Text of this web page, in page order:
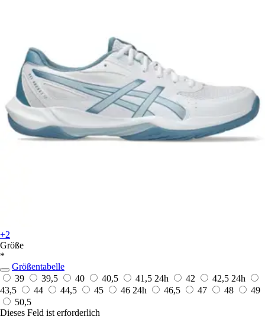
+2
Größe
*
Größentabelle
39
39,5 40 40,5 41,5 24h 42 42,5 24h
43,5
44 44,5 45 46 24h 46,5 47 48
49
50,5
Dieses Feld ist erforderlich